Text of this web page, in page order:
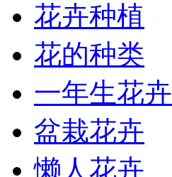
花卉种植
花的种类
一年生花卉
盆栽花卉
懒人花卉